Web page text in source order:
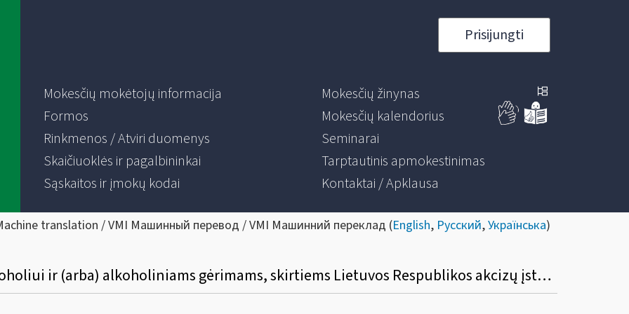
Prisijungti
Mokesčių mokėtojų informacija
Formos
Rinkmenos / Atviri duomenys
Skaičiuoklės ir pagalbininkai
Sąskaitos ir įmokų kodai
Mokesčių žinynas
Mokesčių kalendorius
Seminarai
Tarptautinis apmokestinimas
Kontaktai / Apklausa
translation / VMI Машинный перевод / VMI Машинний переклад (English, Русский,Українська)
Dėl akcizų lengvatų taikymo etilo alkoholiui ir (arba) alkoholiniams gėrimams, skirtiems Lietuvos Respublikos akcizų įstatymo 27 straipsnio 1 dalies 4–7 ir 9 punktuose nurodytiems tikslams, tvarkos aprašo patvirtinimo